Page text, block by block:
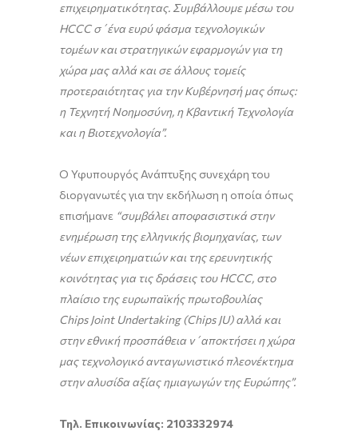
επιχειρηματικότητας. Συμβάλλουμε μέσω του
HCCCσ΄ένα ευρύ φάσμα τεχνολογικών
τομέων και στρατηγικών εφαρμογών για τη
χώρα μας αλλά και σε άλλους τομείς
προτεραιότητας για την Κυβέρνησή μας όπως:
η Τεχνητή Νοημοσύνη, η Κβαντική Τεχνολογία
και η Βιοτεχνολογία”.
Ο Υφυπουργός Ανάπτυξης συνεχάρη του
διοργανωτές για την εκδήλωση η οποία όπως
επισήμανε “συμβάλει αποφασιστικά στην
ενημέρωση της ελληνικής βιομηχανίας, των
νέων επιχειρηματιών και της ερευνητικής
κοινότητας για τις δράσεις τουHCCC, στο
πλαίσιο της ευρωπαϊκής πρωτοβουλίας
Chips Joint Undertaking(Chips JU) αλλά και
στην εθνική προσπάθεια ν΄αποκτήσει η χώρα
μας τεχνολογικό ανταγωνιστικό πλεονέκτημα
στην αλυσίδα αξίας ημιαγωγών της Ευρώπης”.
Τηλ. Επικοινωνίας: 2103332974